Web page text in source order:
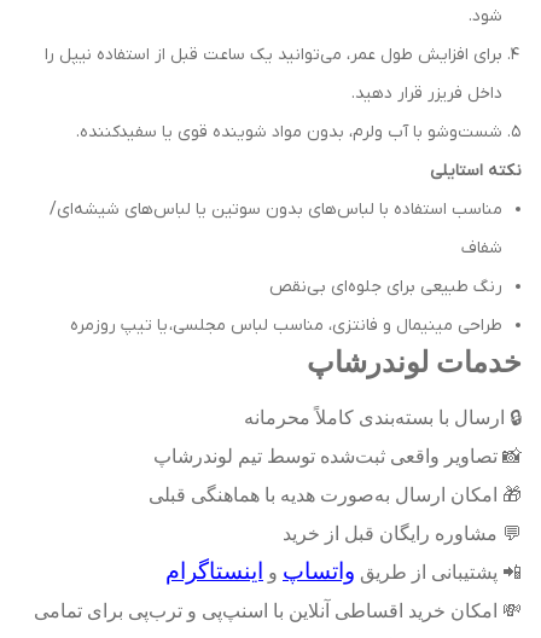
شود.
برای افزایش طول عمر، می‌توانید یک ساعت قبل از استفاده نیپل را
داخل فریزر قرار دهید.
شست‌وشو با آب ولرم، بدون مواد شوینده قوی یا سفیدکننده.
نکته استایلی
مناسب استفاده با لباس‌های بدون سوتین یا لباس‌های شیشه‌ای/
شفاف
رنگ طبیعی برای جلوه‌ای بی‌نقص
طراحی مینیمال و فانتزی، مناسب لباس مجلسی، یا تیپ روزمره
خدمات لوندرشاپ
🔒 ارسال با بسته‌بندی کاملاً محرمانه
📸 تصاویر واقعی ثبت‌شده توسط تیم لوندرشاپ
🎁 امکان ارسال به‌صورت هدیه با هماهنگی قبلی
💬 مشاوره رایگان قبل از خرید
📲 پشتیبانی از طریق واتساپ و اینستاگرام
💸 امکان خرید اقساطی آنلاین با اسنپ‌پی و ترب‌پی برای تمامی